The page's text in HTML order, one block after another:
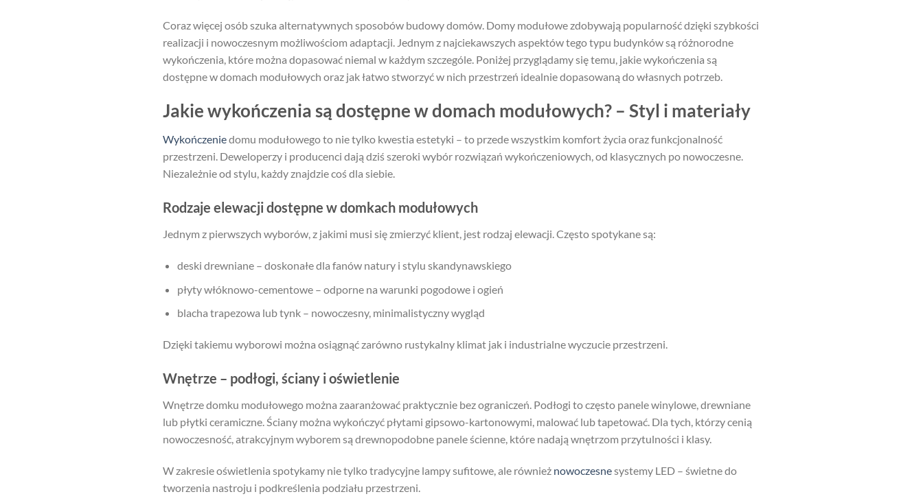
Coraz więcej osób szuka alternatywnych sposobów budowy domów. Domy modułowe zdobywają popularność dzięki szybkości
realizacji i nowoczesnym możliwościom adaptacji. Jednym z najciekawszych aspektów tego typu budynków są różnorodne
wykończenia, które można dopasować niemal w każdym szczególe. Poniżej przyglądamy się temu, jakie wykończenia są
dostępne w domach modułowych oraz jak łatwo stworzyć w nich przestrzeń idealnie dopasowaną do własnych potrzeb.
Jakie wykończenia są dostępne w domach modułowych? – Styl i materiały
Wykończeniedomu modułowego to nie tylko kwestia estetyki – to przede wszystkim komfort życia oraz funkcjonalność
przestrzeni. Deweloperzy i producenci dają dziś szeroki wybór rozwiązań wykończeniowych, od klasycznych po nowoczesne.
Niezależnie od stylu, każdy znajdzie coś dla siebie.
Rodzaje elewacji dostępne w domkach modułowych
Jednym z pierwszych wyborów, z jakimi musi się zmierzyć klient, jest rodzaj elewacji. Często spotykane są:
deski drewniane – doskonałe dla fanów natury i stylu skandynawskiego
płyty włóknowo-cementowe – odporne na warunki pogodowe i ogień
blacha trapezowa lub tynk – nowoczesny, minimalistyczny wygląd
Dzięki takiemu wyborowi można osiągnąć zarówno rustykalny klimat jak i industrialne wyczucie przestrzeni.
Wnętrze – podłogi, ściany i oświetlenie
Wnętrze domku modułowego można zaaranżować praktycznie bez ograniczeń. Podłogi to często panele winylowe, drewniane
lub płytki ceramiczne. Ściany można wykończyć płytami gipsowo-kartonowymi, malować lub tapetować. Dla tych, którzy cenią
nowoczesność, atrakcyjnym wyborem są drewnopodobne panele ścienne, które nadają wnętrzom przytulności i klasy.
W zakresie oświetlenia spotykamy nie tylko tradycyjne lampy sufitowe, ale również nowoczesnesystemy LED – świetne do
tworzenia nastroju i podkreślenia podziału przestrzeni.